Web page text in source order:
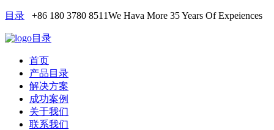
目录 +86 180 3780 8511We Hava More 35 Years Of Expeiences
目录
首页
产品目录
解决方案
成功案例
关于我们
联系我们